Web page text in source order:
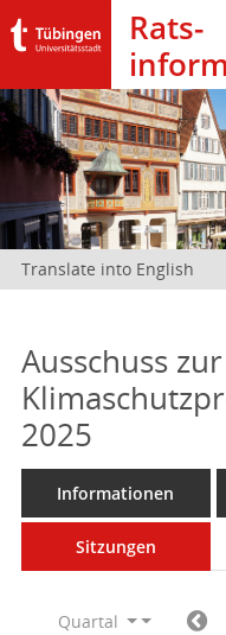
Rats­
Translate into English
Ausschuss
2025
Informationen
Sitzungen
Quartal